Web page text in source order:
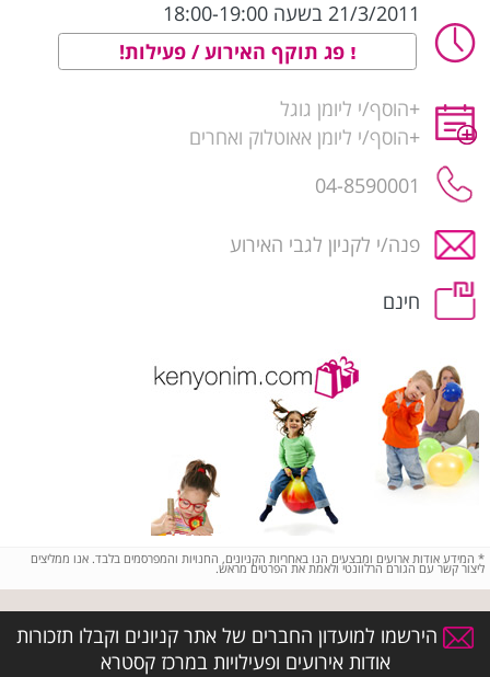
21/3/2011 בשעה 18:00-19:00
פג תוקף האירוע / פעילות!
+הוסף/י ליומן גוגל
+הוסף/י ליומן אאוטלוק ואחרים
04-8590001
פנה/י לקניון לגבי האירוע
חינם
* המידע אודות ארועים ומבצעים הנו באחריות הקניונים, החנויות והמפרסמים בלבד. אנו ממליצים
ליצור קשר עם הגורם הרלוונטי ולאמת את הפרטים מראש.
הירשמו למועדון החברים של אתר קניונים וקבלו תזכורות
אודות אירועים ופעילויות במרכז קסטרא